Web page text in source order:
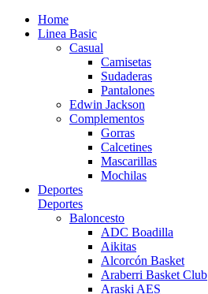
Home
Linea Basic
Casual
Camisetas
Sudaderas
Pantalones
Edwin Jackson
Complementos
Gorras
Calcetines
Mascarillas
Mochilas
Deportes
Deportes
Baloncesto
ADC Boadilla
Aikitas
Alcorcón Basket
Araberri Basket Club
Araski AES